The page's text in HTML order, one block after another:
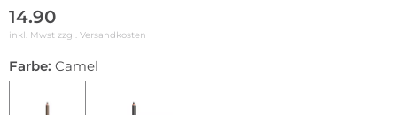
14.90
inkl. Mwst zzgl. Versandkosten
Farbe: Camel